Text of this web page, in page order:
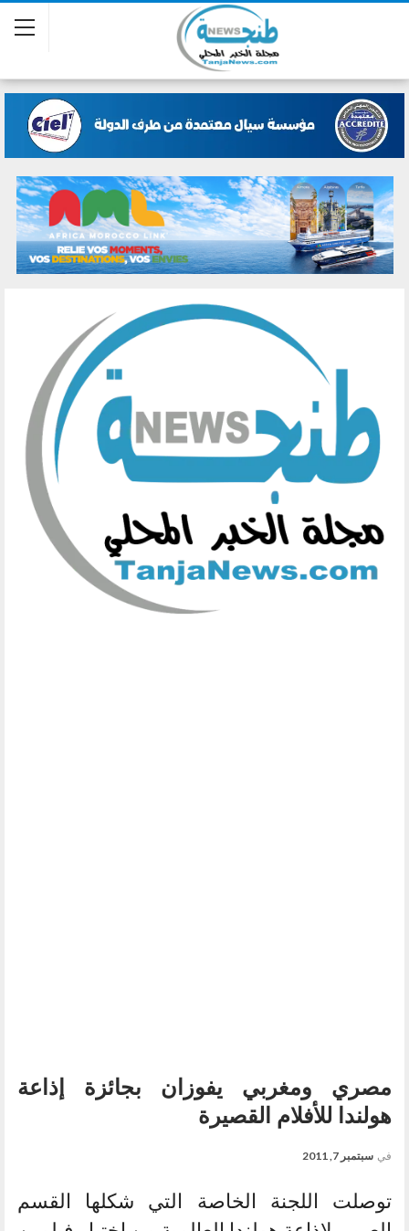
مصري ومغربي يفوزان بجائزة إذاعة
هولندا للأفلام القصيرة
في سبتمبر 7, 2011
توصلت اللجنة الخاصة التي شكلها القسم